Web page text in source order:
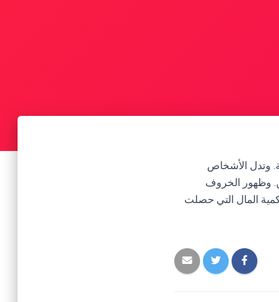
وتدل الأشخاص
وظهور الخروف
المال التي حصلت